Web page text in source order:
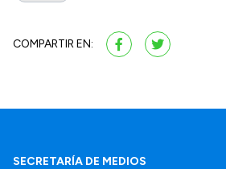
COMPARTIR EN:
SECRETARÍA DE MEDIOS